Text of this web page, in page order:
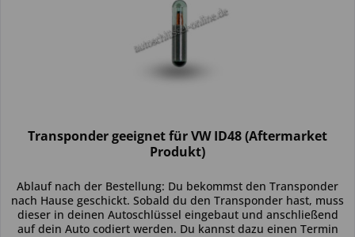
Transponder geeignet für VW ID48 (Aftermarket
Produkt)
Ablauf nach der Bestellung: Du bekommst den Transponder
nach Hause geschickt. Sobald du den Transponder hast, muss
dieser in deinen Autoschlüssel eingebaut und anschließend
auf dein Auto codiert werden. Du kannst dazu einen Termin